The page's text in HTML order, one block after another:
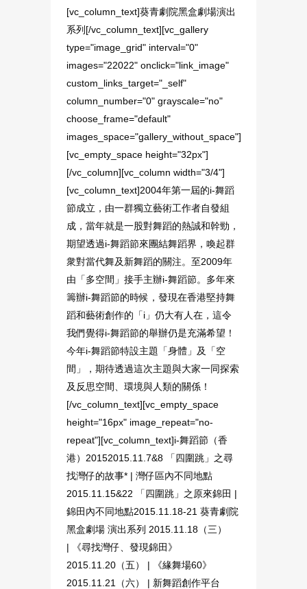
[vc_column_text]葵青劇院黑盒劇場演出
系列[/vc_column_text][vc_gallery
type="image_grid" interval="0"
images="22022" onclick="link_image"
custom_links_target="_self"
column_number="0" grayscale="no"
choose_frame="default"
images_space="gallery_without_space"]
[vc_empty_space height="32px"]
[/vc_column][vc_column width="3/4"]
[vc_column_text]2004年第一屆的i-舞蹈
節成立，由一群獨立藝術工作者自發組
成，當年就是一股對舞蹈的熱誠和幹勁，
期望透過i-舞蹈節來團結舞蹈界，喚起群
衆對當代舞及新舞蹈的關注。至2009年
由「多空間」接手主辦i-舞蹈節。多年來
籌辦i-舞蹈節的時候，發現在香港堅持舞
蹈和藝術創作的「i」仍大有人在，這令
我們覺得i-舞蹈節的舉辦仍是充滿希望！
今年i-舞蹈節特設主題「身體」及「空
間」，期待透過這次主題與大家一同探索
及反思空間、環境與人類的關係！
[/vc_column_text][vc_empty_space
height="16px" image_repeat="no-
repeat"][vc_column_text]i-舞蹈節（香
港）20152015.11.7&8 「四圍跳」之尋
找灣仔的故事* | 灣仔區內不同地點
2015.11.15&22 「四圍跳」之原來錦田 |
錦田內不同地點2015.11.18-21 葵青劇院
黑盒劇場 演出系列 2015.11.18（三）
| 《尋找灣仔、發現錦田》
2015.11.20（五） | 《緣舞場60》
2015.11.21（六） | 新舞蹈創作平台